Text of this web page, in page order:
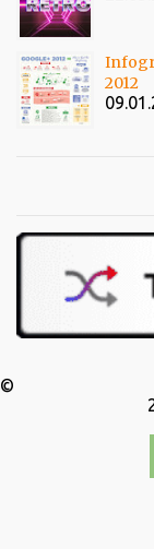
2012
©